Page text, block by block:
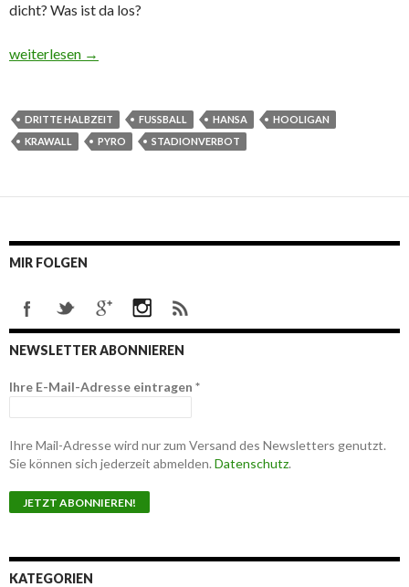
dicht? Was ist da los?
Stadionverbot – wie dagegen vorgehen?
weiterlesen →
DRITTE HALBZEIT FUSSBALL HANSA
HOOLIGAN
KRAWALL
PYRO STADIONVERBOT
MIR FOLGEN
NEWSLETTER ABONNIEREN
Ihre E-Mail-Adresse eintragen *
Ihre Mail-Adresse wird nur zum Versand des Newsletters genutzt.
Sie können sich jederzeit abmelden. Datenschutz.
KATEGORIEN